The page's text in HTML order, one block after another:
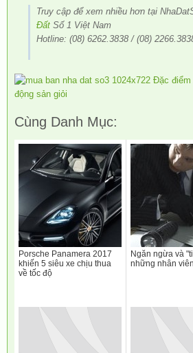
Truy cập để xem nhiều hơn tại
Đất Số 1 Việt Nam
Hotline: (08) 6262.3838 / (08)
Cùng Danh Mục:
Porsche Panamera 2017
khiến 5 siêu xe chịu thua
về tốc độ
Ngăn ngừa và
những nhân